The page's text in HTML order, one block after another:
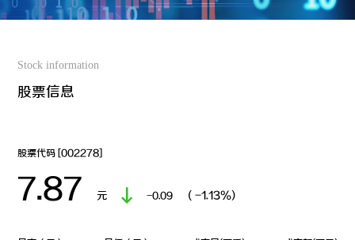
企业文化
可持续发展
综合录井
随钻测控
投资者交流
联系方式
员工风采
加入我们
Stock information
股票信息
股票代码 [002278]
7.87 元 -0.09 （-1.13%)